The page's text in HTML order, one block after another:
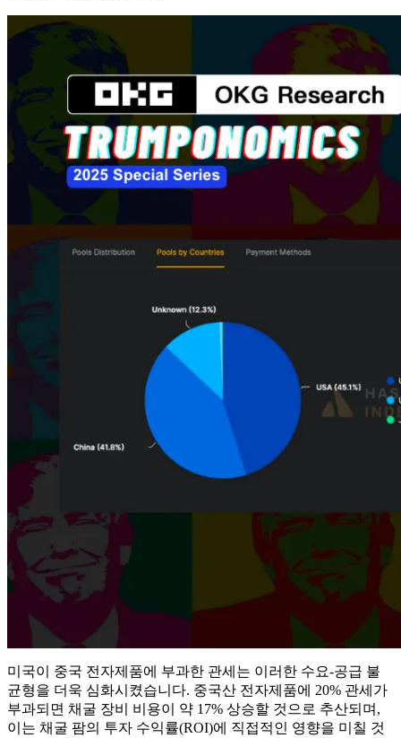
미국이 중국 전자제품에 부과한 관세는 이러한 수요-공급 불
균형을 더욱 심화시켰습니다. 중국산 전자제품에 20% 관세가
부과되면 채굴 장비 비용이 약 17% 상승할 것으로 추산되며,
이는 채굴 팜의 투자 수익률(ROI)에 직접적인 영향을 미칠 것